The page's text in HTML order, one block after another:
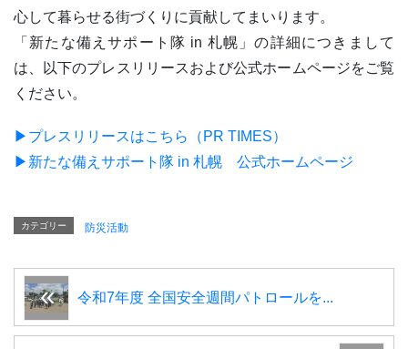
心して暮らせる街づくりに貢献してまいります。
「新たな備えサポート隊 in 札幌」の詳細につきまして
は、以下のプレスリリースおよび公式ホームページをご覧
ください。
▶プレスリリースはこちら（PR TIMES）
▶新たな備えサポート隊 in 札幌 公式ホームページ
カテゴリー 防災活動
令和7年度 全国安全週間パトロールを...